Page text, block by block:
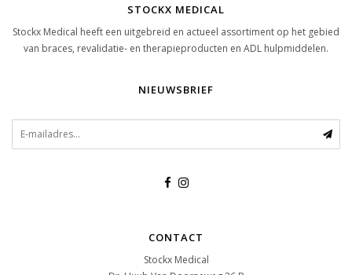
STOCKX MEDICAL
Stockx Medical heeft een uitgebreid en actueel assortiment op het gebied
van braces, revalidatie- en therapieproducten en ADL hulpmiddelen.
NIEUWSBRIEF
CONTACT
Stockx Medical